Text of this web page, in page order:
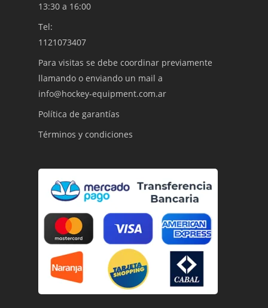
13:30 a 16:00
Tel:
1121073407
Para visitas se debe coordinar previamente
llamando o enviando un mail a
info@hockey-equipment.com.ar
Política de garantías
Términos y condiciones